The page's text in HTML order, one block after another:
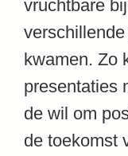
vruchtbare
kwamen. Zo
presentaties
de wil om
de toekomst